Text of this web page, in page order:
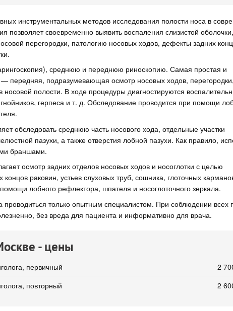
инструментальных методов исследования полости носа в
позволяет своевременно выявить воспаления слизистой оболочки,
перегородки, патологию носовых ходов, дефекты задних
среднюю и переднюю риноскопию. Самая простая и
передняя, подразумевающая осмотр носовых ходов, перегородки,
носовой полости. В ходе процедуры диагностируются
герпеса и т. д. Обследование проводится при помощи
обследовать среднюю часть носового хода, отдельные участки
пазухи, а также отверстия лобной пазухи. Как правило,
браншами.
осмотр задних отделов носовых ходов и носоглотки с целью
раковин, устьев слуховых труб, сошника, глоточных
лобного рефлектора, шпателя и носоглоточного зеркала.
проводиться только опытным специалистом. При соблюдении всех
без вреда для пациента и информативно для врача.
- цены
первичный
2
повторный
2